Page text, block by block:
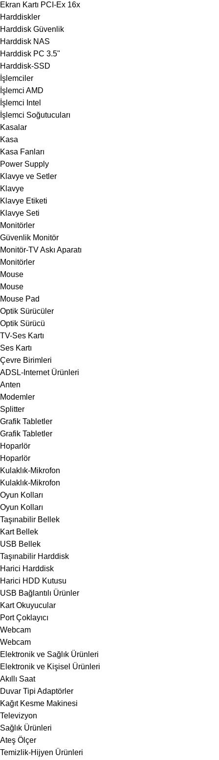
Ekran Kartı PCI-Ex 16x
Harddiskler
Harddisk Güvenlik
Harddisk NAS
Harddisk PC 3.5"
Harddisk-SSD
İşlemciler
İşlemci AMD
İşlemci Intel
İşlemci Soğutucuları
Kasalar
Kasa
Kasa Fanları
Power Supply
Klavye ve Setler
Klavye
Klavye Etiketi
Klavye Seti
Monitörler
Güvenlik Monitör
Monitör-TV Askı Aparatı
Monitörler
Mouse
Mouse
Mouse Pad
Optik Sürücüler
Optik Sürücü
TV-Ses Kartı
Ses Kartı
Çevre Birimleri
ADSL-Internet Ürünleri
Anten
Modemler
Splitter
Grafik Tabletler
Grafik Tabletler
Hoparlör
Hoparlör
Kulaklık-Mikrofon
Kulaklık-Mikrofon
Oyun Kolları
Oyun Kolları
Taşınabilir Bellek
Kart Bellek
USB Bellek
Taşınabilir Harddisk
Harici Harddisk
Harici HDD Kutusu
USB Bağlantılı Ürünler
Kart Okuyucular
Port Çoklayıcı
Webcam
Webcam
Elektronik ve Sağlık Ürünleri
Elektronik ve Kişisel Ürünleri
Akıllı Saat
Duvar Tipi Adaptörler
Kağıt Kesme Makinesi
Televizyon
Sağlık Ürünleri
Ateş Ölçer
Temizlik-Hijyen Ürünleri